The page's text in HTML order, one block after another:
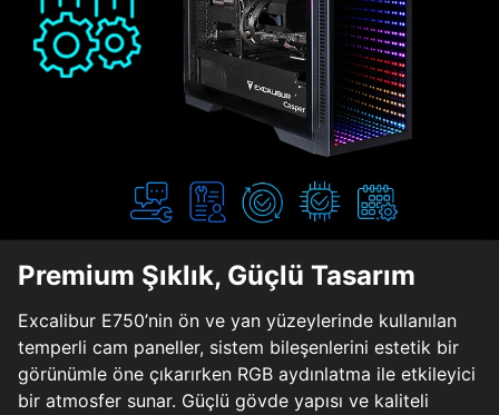
Premium Şıklık, Güçlü Tasarım
Excalibur E750’nin ön ve yan yüzeylerinde kullanılan
temperli cam paneller, sistem bileşenlerini estetik bir
görünümle öne çıkarırken RGB aydınlatma ile etkileyici
bir atmosfer sunar. Güçlü gövde yapısı ve kaliteli